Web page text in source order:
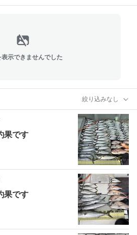
表示できませんでした
絞り込みなし
果です
果です